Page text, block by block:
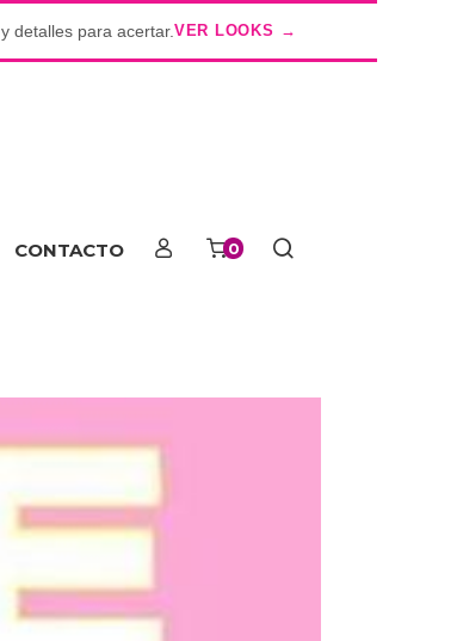
detalles para acertar.VER LOOKS →
CONTACTO 0